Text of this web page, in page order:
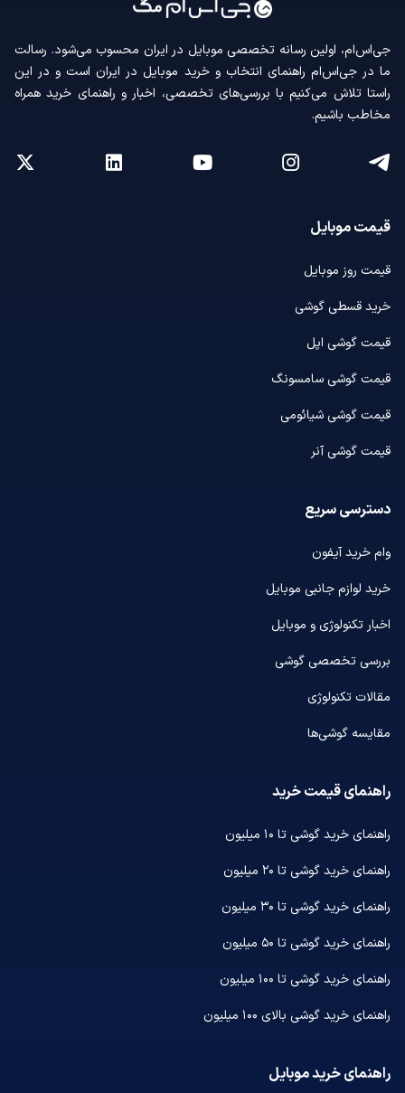
جی‌اس‌ام، اولین رسانه‌ تخصصی موبایل در ایران محسوب می‌شود. رسالت
ما در جی‌اس‌ام راهنمای انتخاب و خرید موبایل در ایران است و در این
راستا تلاش می‌کنیم با بررسی‌های تخصصی، اخبار و راهنمای خرید همراه
مخاطب باشیم.
قیمت موبایل
قیمت روز موبایل
خرید قسطی گوشی
قیمت گوشی اپل
قیمت گوشی سامسونگ
قیمت گوشی شیائومی
قیمت گوشی آنر
دسترسی سریع
وام خرید آیفون
خرید لوازم جانبی موبایل
اخبار تکنولوژی و موبایل
بررسی تخصصی گوشی
مقالات تکنولوژی
مقایسه گوشی‌ها
راهنمای قیمت خرید
راهنمای خرید گوشی تا ۱۰ میلیون
راهنمای خرید گوشی تا ۲۰ میلیون
راهنمای خرید گوشی تا ۳۰ میلیون
راهنمای خرید گوشی تا ۵۰ میلیون
راهنمای خرید گوشی تا ۱۰۰ میلیون
راهنمای خرید گوشی بالای ۱۰۰ میلیون
راهنمای خرید موبایل